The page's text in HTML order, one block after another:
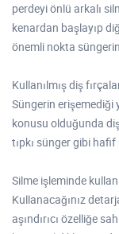
perdeyi önlü arkalı
kenardan başlayıp
önemli nokta
Kullanılmış diş
Süngerin erişemediği
konusu olduğunda diş
tıpkı sünger gibi
Silme işleminde
Kullanacağınız
aşındırıcı özelliğe